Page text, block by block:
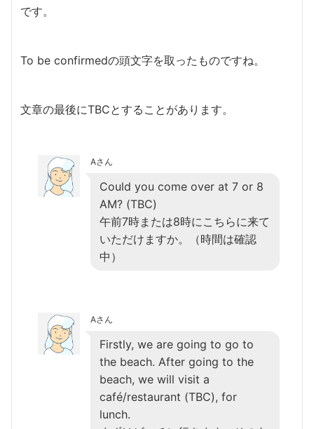
です。
To be confirmedの頭文字を取ったものですね。
文章の最後にTBCとすることがあります。
Aさん
Could you come over at 7 or 8
AM? (TBC)
午前7時または8時にこちらに来て
いただけますか。（時間は確認
中）
Aさん
Firstly, we are going to go to
the beach. After going to the
beach, we will visit a
café/restaurant (TBC), for
lunch.